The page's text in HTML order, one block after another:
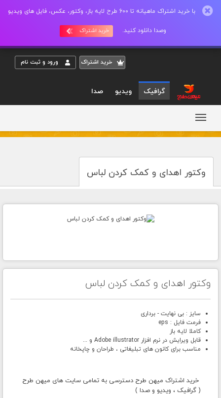
با خرید اشتراک ماهیانه تا 600 طرح لایه باز، وکتور، عکس، فایل های ویدیو
وصدا دانلود کنید. خرید اشتراک
خريد اشتراک ورود و ثبت نام
گرافیک ویدیو صدا
وکتور اهدای و کمک کردن لباس
وکتور اهدای و کمک کردن لباس
سایز : بی نهایت - برداری
فرمت فایل : eps
کاملا لایه باز
قابل ویرایش در نرم افزار Adobe illustrator و ...
مناسب برای کانون های تبلیغاتی ، طراحان و چاپخانه
خرید اشتراک میهن طرح دسترسی به تمامی سایت های میهن طرح
( گرافیک ، ویدیو و صدا )